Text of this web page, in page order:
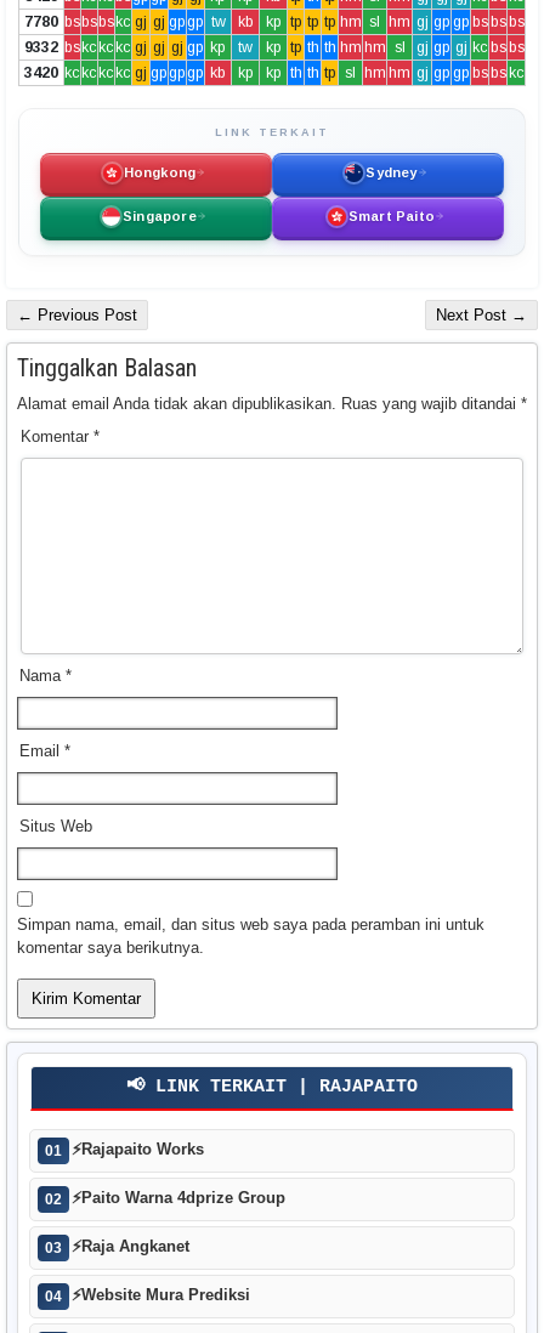
7780 bsbsbskc gj gj gpgp tw kb kp tp tp tp hm sl hm gj gp gp bsbsbs
9332 bskckckc gj gj gj gp kp tw kp tp th th hm hm sl gj gp gj kc bsbs
3420 kckckckc gj gpgpgp kb kp kp th th tp sl hm hm gj gp gp bsbskc
LINK TERKAIT
Hongkong Sydney
Singapore Smart Paito
← Previous Post Next Post →
Tinggalkan Balasan
Alamat email Anda tidak akan dipublikasikan. Ruas yang wajib ditandai *
Komentar *
Nama *
Email *
Situs Web
Simpan nama, email, dan situs web saya pada peramban ini untuk
komentar saya berikutnya.
📢 LINK TERKAIT | RAJAPAITO
01 ⚡Rajapaito Works
02 ⚡Paito Warna 4dprize Group
03 ⚡Raja Angkanet
04 ⚡Website Mura Prediksi